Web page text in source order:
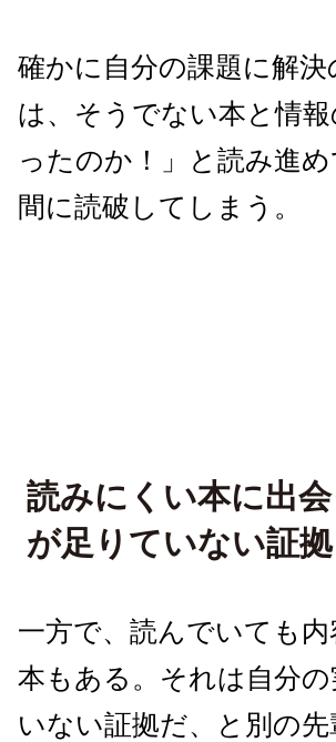
確かに自分の課題に解
は、そうでない本と情
ったのか！」と読み進
間に読破してしまう。
読みにくい本に出
が足りていない証拠
一方で、読んでいても
本もある。それは自分
いない証拠だ、と別の